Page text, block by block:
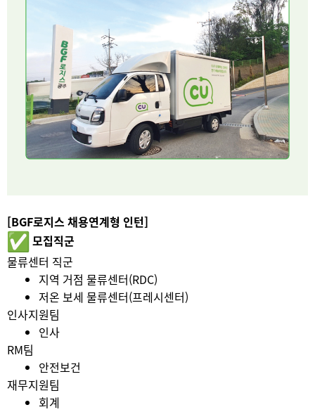
[BGF로지스 채용연계형 인턴]
모집직군
물류센터 직군
지역 거점 물류센터(RDC)
저온 보세 물류센터(프레시센터)
인사지원팀
인사
RM팀
안전보건
재무지원팀
회계